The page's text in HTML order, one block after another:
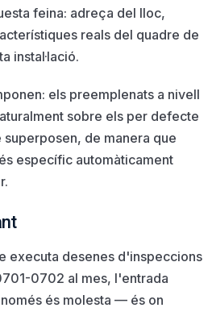
feina: adreça del lloc,
reals del quadre de
instal·lació.
els preemplenats a nivell
sobre els per defecte
de manera que
específic automàticament
executa desenes d'inspeccions
0702 al mes, l'entrada
és molesta — és on